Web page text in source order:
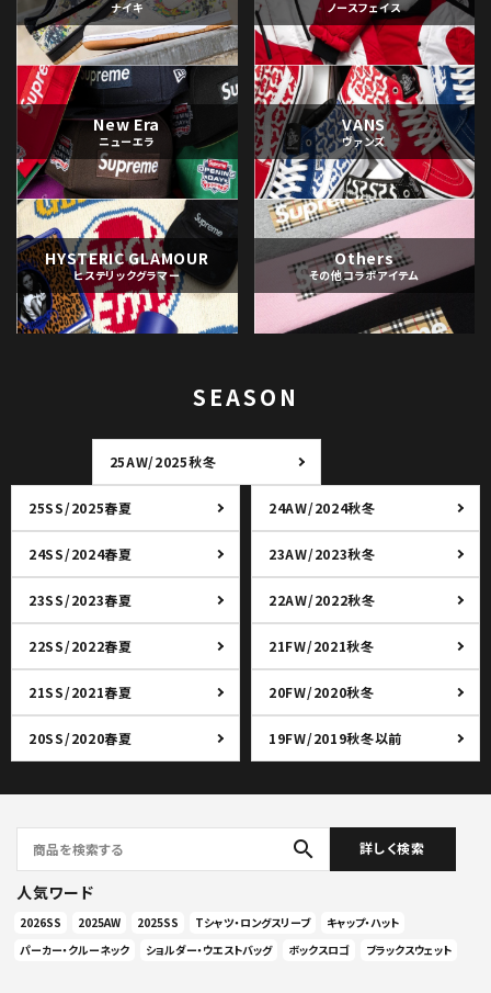
ナイキ ノースフェイス
New Era
ニューエラ
VANS
ヴァンズ
HYSTERIC GLAMOUR
ヒステリックグラマー
Others
その他コラボアイテム
SEASON
25AW/2025秋冬
25SS/2025春夏 24AW/2024秋冬
24SS/2024春夏 23AW/2023秋冬
23SS/2023春夏 22AW/2022秋冬
22SS/2022春夏 21FW/2021秋冬
21SS/2021春夏 20FW/2020秋冬
20SS/2020春夏 19FW/2019秋冬以前
search 詳しく検索
人気ワード
2026SS 2025AW 2025SS Tシャツ・ロングスリーブ
キャップ・ハット
パーカー・クルーネック
ショルダー・ウエストバッグ ボックスロゴ ブラックスウェット